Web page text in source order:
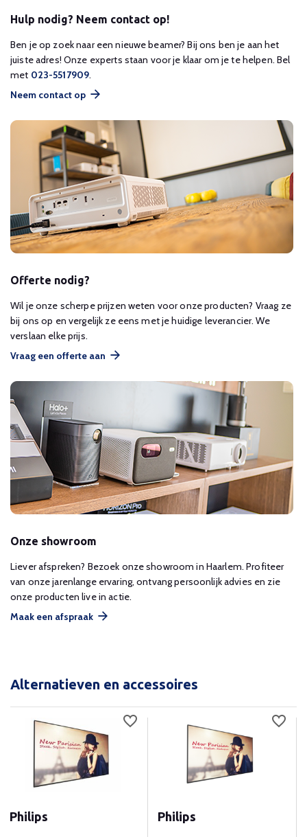
Hulp nodig? Neem contact op!
Ben je op zoek naar een nieuwe beamer? Bij ons ben je aan het
juiste adres! Onze experts staan voor je klaar om je te helpen. Bel
met 023-5517909.
Neem contact op
Offerte nodig?
Wil je onze scherpe prijzen weten voor onze producten? Vraag ze
bij ons op en vergelijk ze eens met je huidige leverancier. We
verslaan elke prijs.
Vraag een offerte aan
Onze showroom
Liever afspreken? Bezoek onze showroom in Haarlem. Profiteer
van onze jarenlange ervaring, ontvang persoonlijk advies en zie
onze producten live in actie.
Maak een afspraak
Alternatieven en accessoires
Philips Philips